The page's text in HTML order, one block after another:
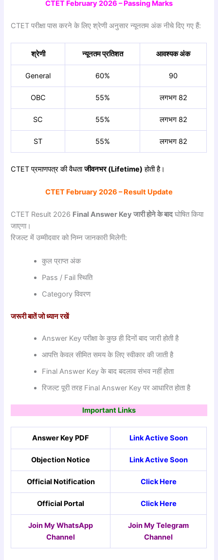
CTET February 2026 – Passing Marks
CTET परीक्षा पास करने के लिए श्रेणी अनुसार न्यूनतम अंक नीचे दिए गए हैं:
श्रेणी न्यूनतमप्रतिशत आवश्यकअंक
General 60% 90
OBC 55% लगभग 82
SC 55% लगभग 82
ST 55% लगभग 82
CTET प्रमाणपत्र की वैधताजीवनभर (Lifetime) होती है।
CTET February 2026 – Result Update
CTET Result 2026 Final Answer Keyजारीहोनेकेबादघोषित किया
जाएगा।
रिजल्ट में उम्मीदवार को निम्न जानकारी मिलेगी:
कुल प्राप्त अंक
Pass / Fail स्थिति
Category विवरण
जरूरीबातेंजोध्यानरखें
Answer Key परीक्षा के कुछ ही दिनों बाद जारी होती है
आपत्ति केवल सीमित समय के लिए स्वीकार की जाती है
Final Answer Key के बाद बदलाव संभव नहीं होता
रिजल्ट पूरी तरह Final Answer Key पर आधारित होता है
Important Links
Answer Key PDF Link Active Soon
Objection Notice Link Active Soon
Official Notification Click Here
Official Portal Click Here
Join My WhatsApp
Channel
Join My Telegram
Channel